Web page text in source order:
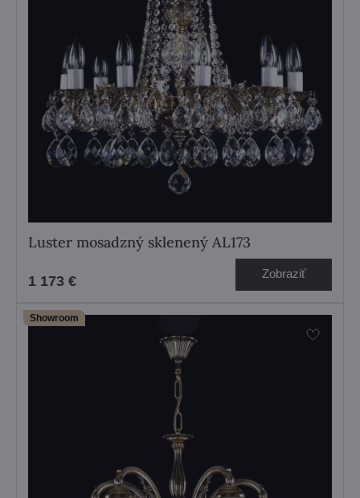
Luster mosadzný sklenený AL173
1 173 € Zobraziť
Showroom